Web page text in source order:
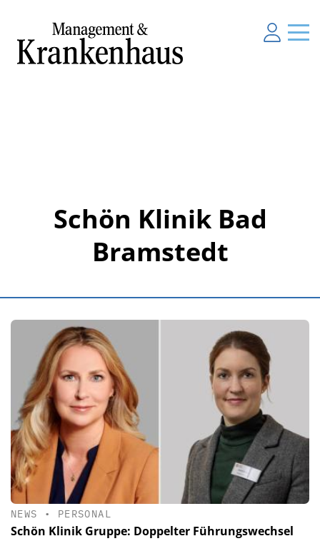
Schön Klinik Bad
Bramstedt
NEWS • PERSONAL
Schön Klinik Gruppe: Doppelter Führungswechsel